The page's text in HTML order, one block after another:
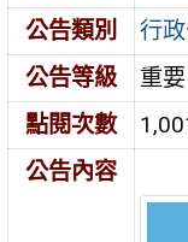
公告類別
行
公告等級
重要
點閱次數
公告內容